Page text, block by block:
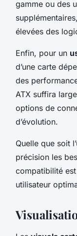
gamme ou des
élevées des
Enfin, pour un
d’une carte
des
ATX suffira
options de
d’évolution.
Quelle que soit
précision les
compatibilité
utilisateur